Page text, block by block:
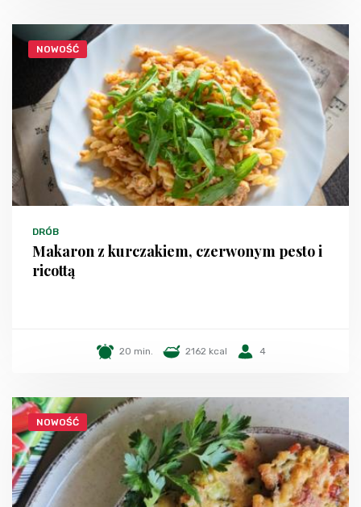
NOWOŚĆ
DRÓB
Makaron z kurczakiem, czerwonym pesto i
ricottą
20 min. 2162 kcal 4
NOWOŚĆ